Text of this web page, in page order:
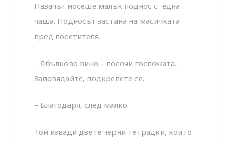
Пазачът носеше малък поднос с една
чаша. Подносът застана на масичката
пред посетителя.
– Ябълково вино – посочи госпожата. –
Заповядайте, подкрепете се.
– Благодаря, след малко.
Той извади двете черни тетрадки, които